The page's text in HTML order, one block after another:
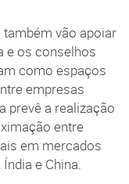
vão apoiar
e os conselhos
como espaços
empresas
prevê a realização
entre
em mercados
e China.